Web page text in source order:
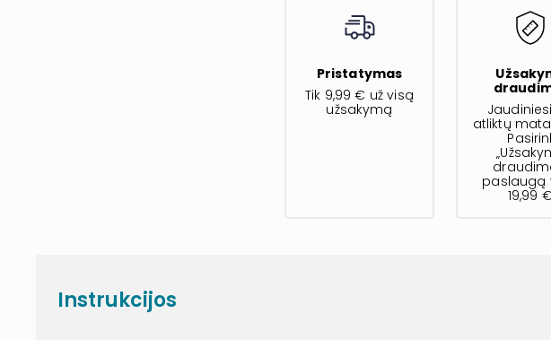
Pristatymas
Tik 9,99 € už visą
užsakymą
atliktų
paslaugą
19,99
Instrukcijos